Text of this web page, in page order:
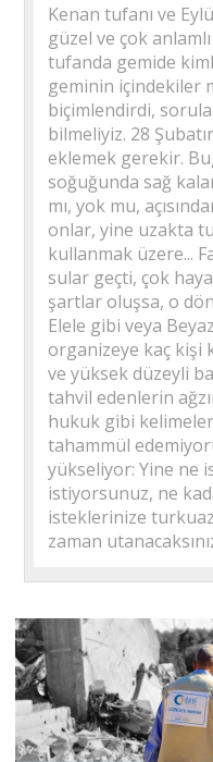
Kenan tufanı ve
güzel ve çok
tufanda gemide
geminin içindekiler
biçimlendirdi,
bilmeliyiz. 28
eklemek gerekir.
soğuğunda sağ
mı, yok mu,
onlar, yine uzakta
kullanmak üzere...
sular geçti, çok
şartlar oluşsa, o
Elele gibi veya
organizeye kaç kişi
ve yüksek düzeyli
tahvil edenlerin
hukuk gibi
tahammül
yükseliyor: Yine ne
istiyorsunuz, ne
isteklerinize
zaman